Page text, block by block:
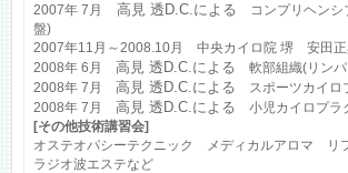
2007年 7月
高見 透D.C.による コンプリヘン
盤)
2007年11月～2008.10月 中央カイロ院 堺 安田正
2008年 6月 高見 透D.C.による 軟部組織(リン
2008年 7月 高見 透D.C.による スポーツカイロ
2008年 7月 高見 透D.C.による 小児カイロプラ
[その他技術講習会]
オステオパシーテクニック メディカルアロマ リ
ラジオ波エステなど